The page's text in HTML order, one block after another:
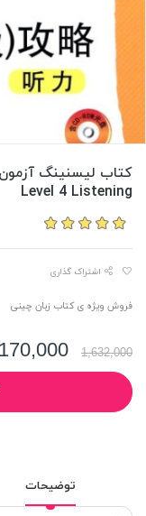
Level 4 Listening
اشتراک گذاری
فروش ویژه ی کتاب زبان چینی
1,632,000
توضیحات